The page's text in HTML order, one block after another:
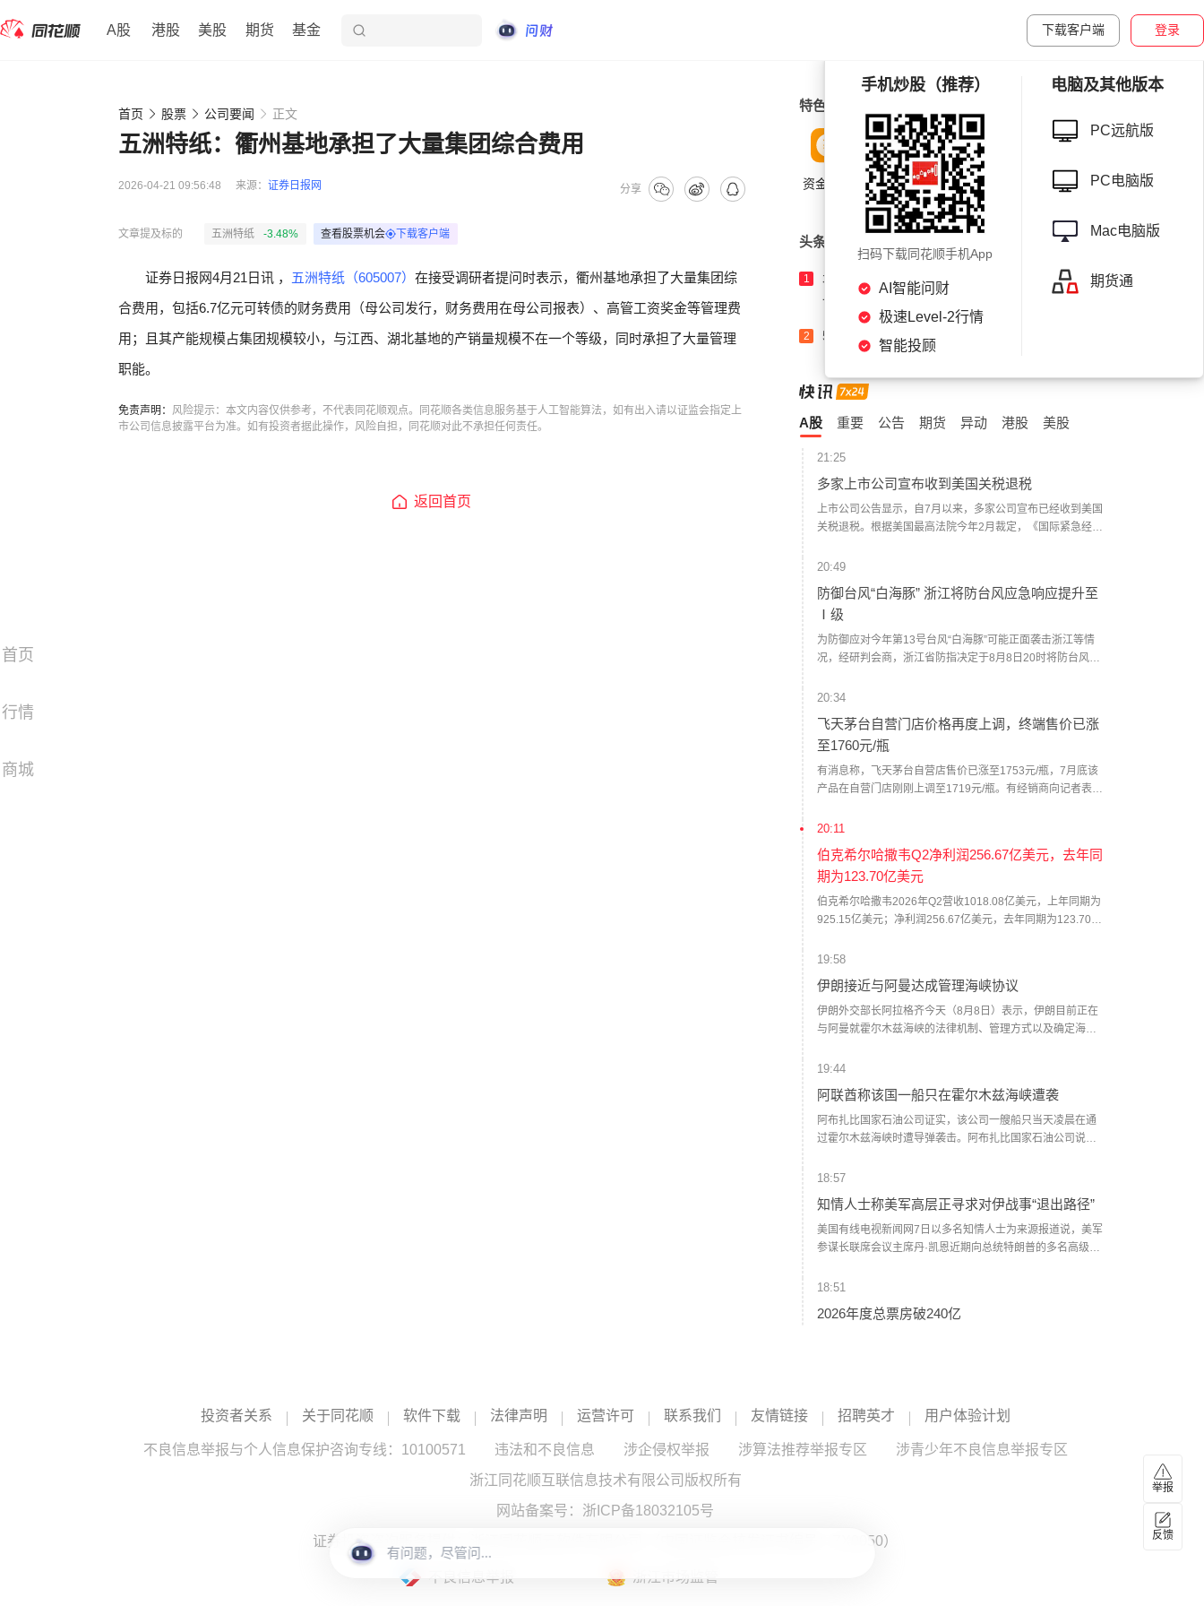
A股 港股 美股 期货 基金 下载客户端 登录
首页
行情
商城
首页 股票 公司要闻 正文
五洲特纸：衢州基地承担了大量集团综合费用
2026-04-21 09:56:48 来源： 证券日报网 分享
文章提及标的 五洲特纸 -3.48% 查看股票机会 下载客户端
证券日报网4月21日讯 ， 五洲特纸（605007） 在接受调研者提问时表示，衢州基地承担了大量集团综
合费用，包括6.7亿元可转债的财务费用（母公司发行，财务费用在母公司报表）、高管工资奖金等管理费
用；且其产能规模占集团规模较小，与江西、湖北基地的产销量规模不在一个等级，同时承担了大量管理
职能。
免责声明： 风险提示：本文内容仅供参考，不代表同花顺观点。同花顺各类信息服务基于人工智能算法，如有出入请以证监会指定上
市公司信息披露平台为准。如有投资者据此操作，风险自担，同花顺对此不承担任何责任。
返回首页
特色工具
资金流向 盘面分析 涨停聚焦 公告速递
头条 更多头条
1
北京：非京籍家庭购房社保个税缴纳年限下调为
一年
2 560元/股！A股存储巨头，定增大幅溢价！
A股 重要 公告 期货 异动 港股 美股
21:25
多家上市公司宣布收到美国关税退税
上市公司公告显示，自7月以来，多家公司宣布已经收到美国
关税退税。根据美国最高法院今年2月裁定，《国际紧急经济
后下令海关办理相关退款。海关与边境保护局4月20日启动第
边境保护局官员本月4日披露的信息显示，截至7月底，该部
门已处理完毕约1000亿美元关税的退款流程并把相关信息提
供给财政部用于付款。（中新社）
20:49
防御台风“白海豚” 浙江将防台风应急响应提升至
Ⅰ级
为防御应对今年第13号台风“白海豚”可能正面袭击浙江等情
况，经研判会商，浙江省防指决定于8月8日20时将防台风应
态，按预案方案全力做好各项防台风工作，必要时宣布进入
停运和封闭交通道路等措施。（新华社）
20:34
飞天茅台自营门店价格再度上调，终端售价已涨
至1760元/瓶
有消息称，飞天茅台自营店售价已涨至1753元/瓶，7月底该
产品在自营门店刚刚上调至1719元/瓶。有经销商向记者表
自营门店今年第二次独立提价。7月底，记者从茅台自营门店
值得一提的是，与上一次飞天茅台酒单品提价不同，除飞天
茅台之外，五星、经典版马年生肖、精品茅台三款产品售价
也有所上调，分别涨至1743元/瓶、1951元/瓶、2410元/瓶。
据了解，取消自营体系分销模式后，茅台自营体系由线下自
于掌握定价主导权。随着“i茅台”的出现，价格主导权已经从经
销商和黄牛手中转移到厂方。公司可以根据实时动态，调节
传统渠道发货与i茅台的供货节奏，在挤压灰色炒作空间的同
20:11
伯克希尔哈撒韦Q2净利润256.67亿美元，去年同
期为123.70亿美元
伯克希尔哈撒韦2026年Q2营收1018.08亿美元，上年同期为
925.15亿美元；净利润256.67亿美元，去年同期为123.70亿
元。
19:58
伊朗接近与阿曼达成管理海峡协议
伊朗外交部长阿拉格齐今天（8月8日）表示，伊朗目前正在
与阿曼就霍尔木兹海峡的法律机制、管理方式以及确定海峡
是，霍尔木兹海峡能否重新开放还取决于其他条件，包括美
过去霍尔木兹海峡存在一套分道通航制，但伊朗认为，原有
路线已经不再适合作为船舶通行路线，伊方无法接受继续使
用该路线。因此，有必要规划一套新的通航机制，不过这涉
通航路线。在新的正式通航路线最终确定之前，将首先设立
题上，伊朗和阿曼两国的军事部门已根据现有海图展开磋
商。待相关谈判完成并形成最终结论后，新的通航路线将得
到确定。（CCTV国际时讯）
19:44
阿联酋称该国一船只在霍尔木兹海峡遭袭
阿布扎比国家石油公司证实，该公司一艘船只当天凌晨在通
过霍尔木兹海峡时遭导弹袭击。阿布扎比国家石油公司说，
船只具体类型、导弹来源以及船只受损情况等更多细节。
18:57
知情人士称美军高层正寻求对伊战事“退出路径”
美国有线电视新闻网7日以多名知情人士为来源报道说，美军
参谋长联席会议主席丹·凯恩近期向总统特朗普的多名高级顾
知情人士的话说，过去几周内，凯恩同中央情报局局长拉特
突的担忧，提出寻求退出对伊战事的可能性。报道说，相较
18:51
2026年度总票房破240亿
伊朗革命卫队：重开海峡需美国接受伊朗条件
伊朗革命卫队发言人今天（8月8日）表示，重新开放霍尔木
江波龙完成37亿元定增事项 发行价格为560元/股
投资者关系 关于同花顺 软件下载 法律声明 运营许可 联系我们 友情链接 招聘英才 用户体验计划
不良信息举报与个人信息保护咨询专线：10100571 违法和不良信息 涉企侵权举报 涉算法推荐举报专区
涉青少年不良信息举报专区
浙江同花顺互联信息技术有限公司版权所有
网站备案号： 浙ICP备18032105号
证券投资咨询服务提供：浙江同花顺云软件有限公司 （中国证监会核发证书编号：ZX0050）
不良信息举报 浙江市场监管
举报
反馈
手机炒股（推荐）
扫码下载同花顺手机App
AI智能问财
极速Level-2行情
智能投顾
电脑及其他版本
PC远航版
PC电脑版
Mac电脑版
期货通